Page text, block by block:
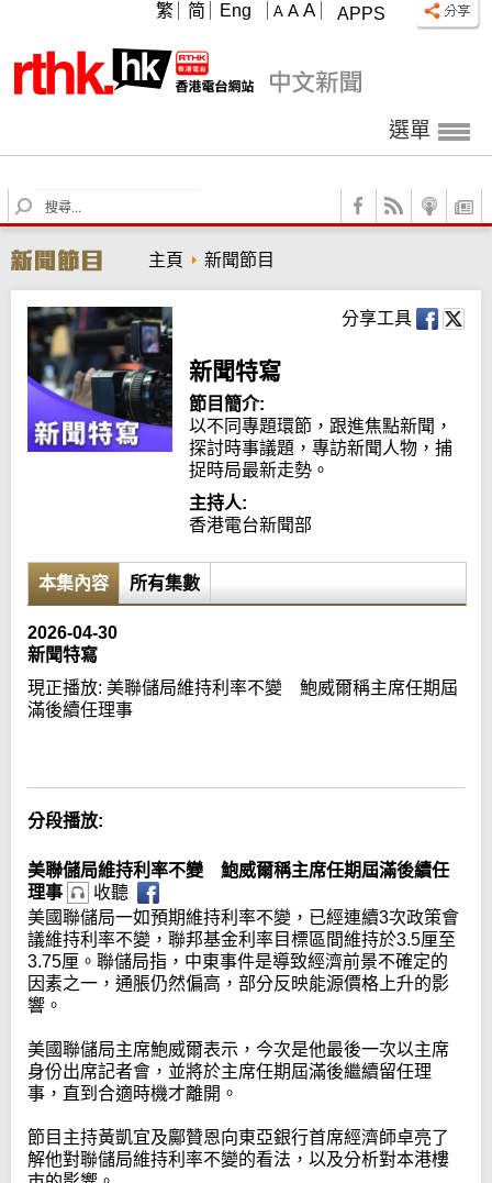
APPS
A A A
繁 简 Eng
選單
S
e
r
c
h
主頁 新聞節目
分享工具
新聞特寫
節目簡介:
以不同專題環節，跟進焦點新聞，
探討時事議題，專訪新聞人物，捕
捉時局最新走勢。
主持人:
香港電台新聞部
本集內容 所有集數
2026-04-30
新聞特寫
現正播放: 美聯儲局維持利率不變 鮑威爾稱主席任期屆
滿後續任理事
分段播放:
美聯儲局維持利率不變 鮑威爾稱主席任期屆滿後續任
理事
收聽
美國聯儲局一如預期維持利率不變，已經連續3次政策會
議維持利率不變，聯邦基金利率目標區間維持於3.5厘至
3.75厘。聯儲局指，中東事件是導致經濟前景不確定的
因素之一，通脹仍然偏高，部分反映能源價格上升的影
響。
美國聯儲局主席鮑威爾表示，今次是他最後一次以主席
身份出席記者會，並將於主席任期屆滿後繼續留任理
事，直到合適時機才離開。
節目主持黃凱宜及鄺贊恩向東亞銀行首席經濟師卓亮了
解他對聯儲局維持利率不變的看法，以及分析對本港樓